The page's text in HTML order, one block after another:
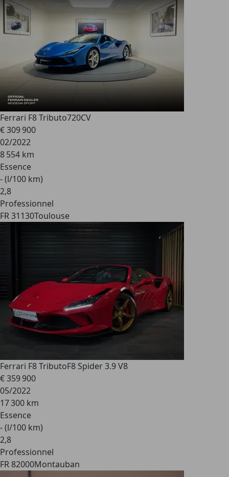
Ferrari F8 Tributo720CV
€ 309 900
02/2022
8 554 km
Essence
- (l/100 km)
2,8
Professionnel
FR 31130Toulouse
Ferrari F8 TributoF8 Spider 3.9 V8
€ 359 900
05/2022
17 300 km
Essence
- (l/100 km)
2,8
Professionnel
FR 82000Montauban